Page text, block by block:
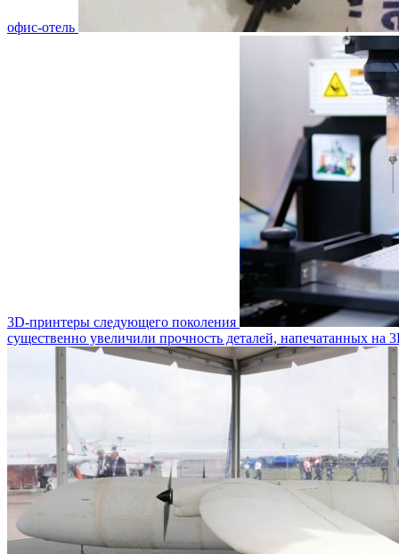
офис-отель
3D-принтеры следующего поколения
существенно увеличили прочность деталей, напечатанных на